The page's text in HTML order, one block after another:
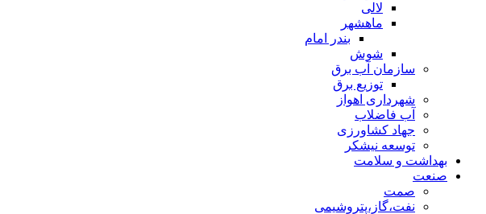
لالی
ماهشهر
بندر امام
شوش
سازمان آب برق
توزیع برق
شهرداری اهواز
آب فاضلاب
جهاد کشاورزی
توسعه نیشکر
بهداشت و سلامت
صنعت
صمت
نفت،گاز،پتروشیمی